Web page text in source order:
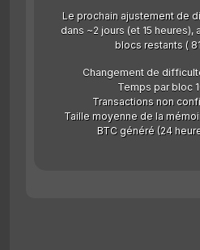
Le prochain ajustement de
dans ~2 jours (et 15 heures),
blocs restants (
Changement de
Temps par bloc
Transactions non
Taille moyenne de la
BTC généré (24